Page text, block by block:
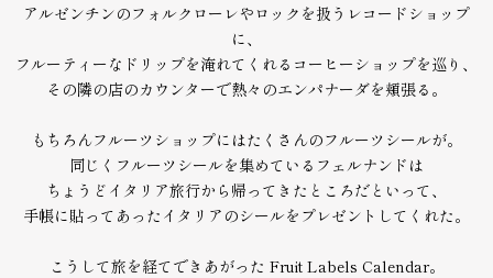
アルゼンチンのフォルクローレやロックを扱うレコードショップ
に、
フルーティーなドリップを淹れてくれるコーヒーショップを巡り、
その隣の店のカウンターで熱々のエンパナーダを頬張る。
もちろんフルーツショップにはたくさんのフルーツシールが。
同じくフルーツシールを集めているフェルナンドは
ちょうどイタリア旅行から帰ってきたところだといって、
手帳に貼ってあったイタリアのシールをプレゼントしてくれた。
こうして旅を経てできあがった Fruit Labels Calendar。